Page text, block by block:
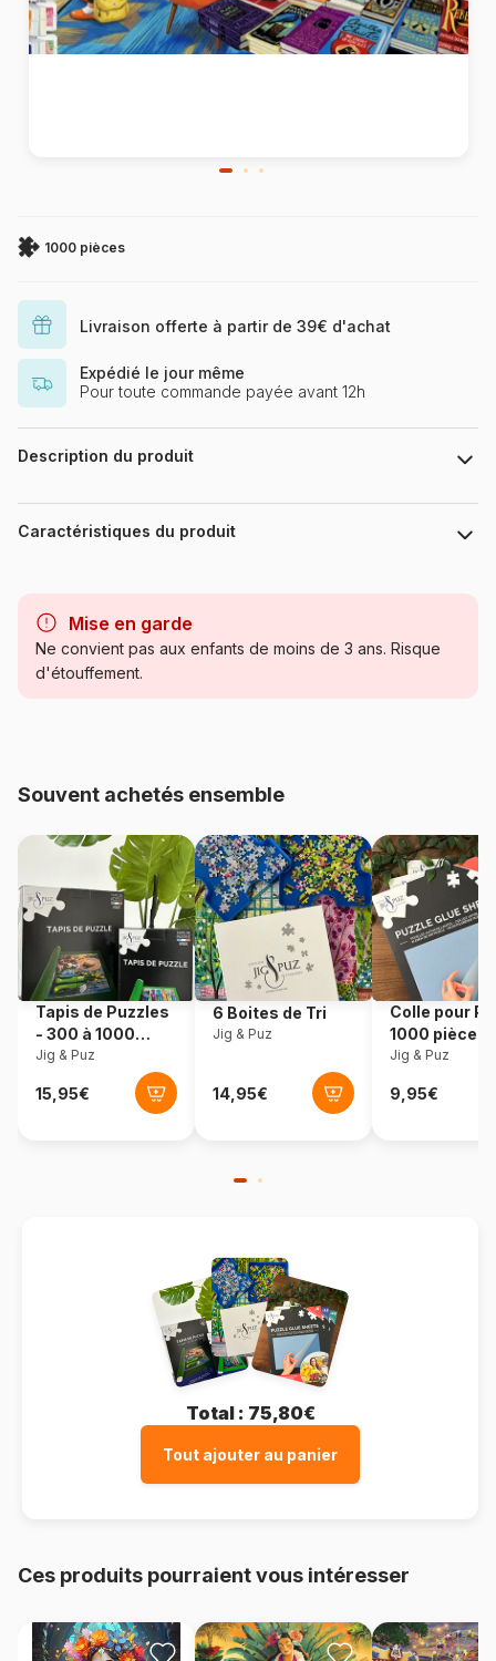
1000 pièces
Livraison offerte à partir de 39€ d'achat
Expédié le jour même
Pour toute commande payée avant 12h
Description du produit
Joelle McIntyre
Caractéristiques du produit
Catégorie Puzzles - Bébés et Enfants
Référence Bluebird-Puzzle-F-91155
EAN 3663384911552
Nombre de pièces 1000 pièces
Dimensions 69 x 48 cm
Matière primaire
Format boîte Boîte en carton
Mise en garde
Ne convient pas aux enfants de moins de 3 ans. Risque
d'étouffement.
Souvent achetés ensemble
Tapis de Puzzles
- 300 à 1000
pièces
Jig & Puz
6 Boites de Tri
Jig & Puz
Colle pour
1000 pièces
Jig & Puz
Total : 75,80€
Tout ajouter au panier
Ces produits pourraient vous intéresser